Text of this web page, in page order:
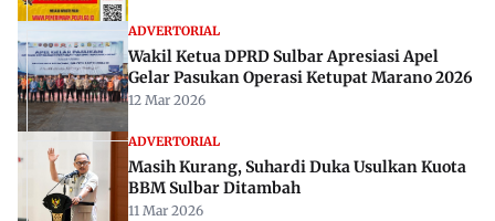
ADVERTORIAL
Wakil Ketua DPRD Sulbar Apresiasi Apel
Gelar Pasukan Operasi Ketupat Marano 2026
12 Mar 2026
ADVERTORIAL
Masih Kurang, Suhardi Duka Usulkan Kuota
BBM Sulbar Ditambah
11 Mar 2026